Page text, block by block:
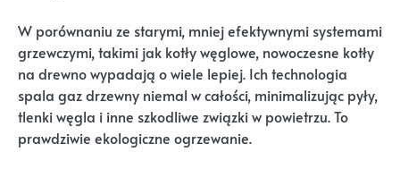
W porównaniu ze starymi, mniej efektywnymi systemami
grzewczymi, takimi jak kotły węglowe, nowoczesne kotły
na drewno wypadają o wiele lepiej. Ich technologia
spala gaz drzewny niemal w całości, minimalizując pyły,
tlenki węgla i inne szkodliwe związki w powietrzu. To
prawdziwie ekologiczne ogrzewanie.